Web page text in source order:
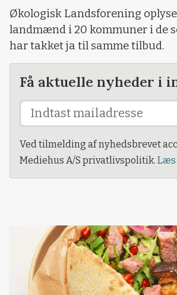
Økologisk Landsforening
landmænd i 20 kommuner i de
har takket ja til samme tilbud.
Få aktuelle nyheder i
Ved tilmelding af nyhedsbrevet
Mediehus A/S privatlivspolitik. Læs